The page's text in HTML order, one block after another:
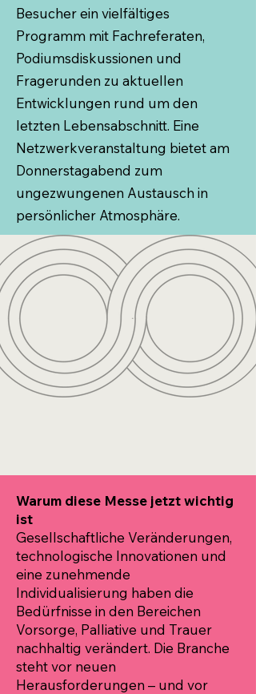
Besucher ein vielfältiges
Programm mit Fachreferaten,
Podiumsdiskussionen und
Fragerunden zu aktuellen
Entwicklungen rund um den
letzten Lebensabschnitt. Eine
Netzwerkveranstaltung bietet am
Donnerstagabend zum
ungezwungenen Austausch in
persönlicher Atmosphäre.
Warum diese Messe jetzt wichtig
ist
Gesellschaftliche Veränderungen,
technologische Innovationen und
eine zunehmende
Individualisierung haben die
Bedürfnisse in den Bereichen
Vorsorge, Palliative und Trauer
nachhaltig verändert. Die Branche
steht vor neuen
Herausforderungen – und vor